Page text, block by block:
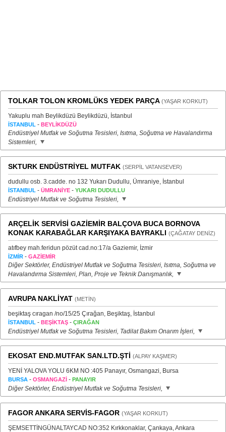
TOLKAR TOLON KROMLÜKS YEDEK PARÇA (YAŞAR KORKUT)
Yakuplu mah Beylikdüzü Beylikdüzü, İstanbul
İSTANBUL - BEYLİKDÜZÜ
Endüstriyel Mutfak ve Soğutma Tesisleri, Isıtma, Soğutma ve Havalandırma
Sistemleri,
SKTURK ENDÜSTRİYEL MUTFAK (SERPİL VATANSEVER)
dudullu osb. 3.cadde. no 132 Yukarı Dudullu, Ümraniye, İstanbul
İSTANBUL - ÜMRANİYE - YUKARI DUDULLU
Endüstriyel Mutfak ve Soğutma Tesisleri,
ARÇELİK SERVİSİ GAZİEMİR BALÇOVA BUCA BORNOVA
KONAK KARABAĞLAR KARŞIYAKA BAYRAKLI (ÇAĞATAY DENİZ)
atıfbey mah.feridun pözüt cad.no:17/a Gaziemir, İzmir
İZMİR - GAZİEMİR
Diğer Sektörler, Endüstriyel Mutfak ve Soğutma Tesisleri, Isıtma, Soğutma ve
Havalandırma Sistemleri, Plan, Proje ve Teknik Danışmanlık,
AVRUPA NAKLİYAT (METİN)
beşiktaş cıragan /no/15/25 Çırağan, Beşiktaş, İstanbul
İSTANBUL - BEŞİKTAŞ - ÇIRAĞAN
Endüstriyel Mutfak ve Soğutma Tesisleri, Tadilat Bakım Onarım İşleri,
EKOSAT END.MUTFAK SAN.LTD.ŞTİ (ALPAY KAŞMER)
YENİ YALOVA YOLU 6KM NO :405 Panayır, Osmangazi, Bursa
BURSA - OSMANGAZİ - PANAYIR
Diğer Sektörler, Endüstriyel Mutfak ve Soğutma Tesisleri,
FAGOR ANKARA SERVİS-FAGOR (YAŞAR KORKUT)
ŞEMSETTİNGÜNALTAYCAD NO:352 Kırkkonaklar, Çankaya, Ankara